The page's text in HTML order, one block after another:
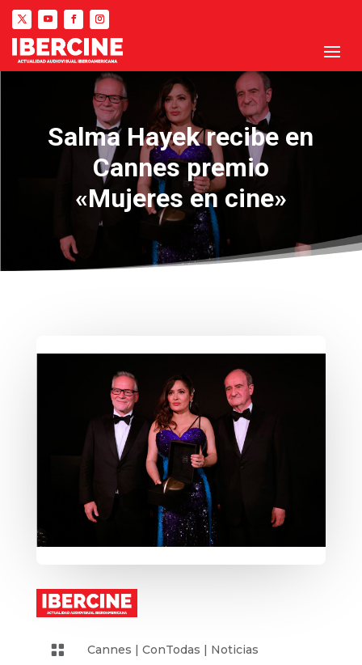
Salma Hayek recibe en
Cannes premio
«Mujeres en cine»
 Cannes | ConTodas | Noticias